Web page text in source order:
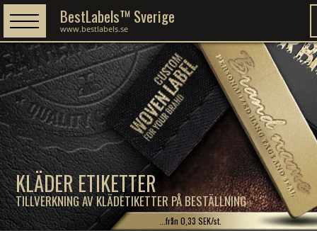
KLÄDER ETIKETTER
TILLVERKNING AV KLÄDETIKETTER PÅ BESTÄLLNING
BestLabels™ Sverige
www.bestlabels.se
...från 0,33 SEK/st.